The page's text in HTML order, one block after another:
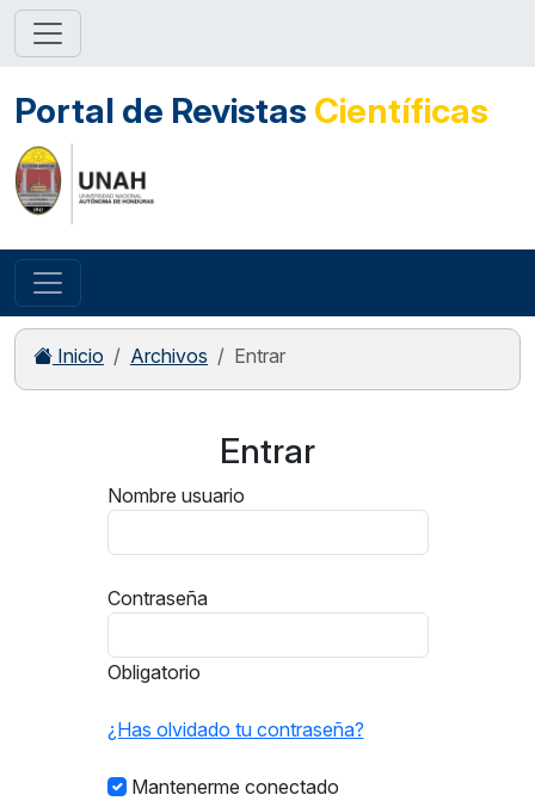
Portal de Revistas Científicas
Inicio Archivos Entrar
Entrar
Nombre usuario
Contraseña
Obligatorio
¿Has olvidado tu contraseña?
Mantenerme conectado